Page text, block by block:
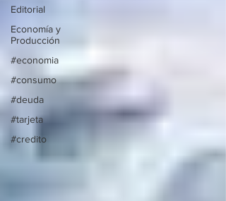
Editorial
Economía y
Producción
#economia
#consumo
#deuda
#tarjeta
#credito